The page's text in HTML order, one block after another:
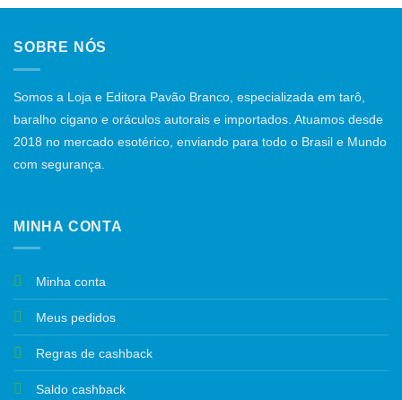
SOBRE NÓS
Somos a Loja e Editora Pavão Branco, especializada em tarô,
baralho cigano e oráculos autorais e importados. Atuamos desde
2018 no mercado esotérico, enviando para todo o Brasil e Mundo
com segurança.
MINHA CONTA
Minha conta
Meus pedidos
Regras de cashback
Saldo cashback